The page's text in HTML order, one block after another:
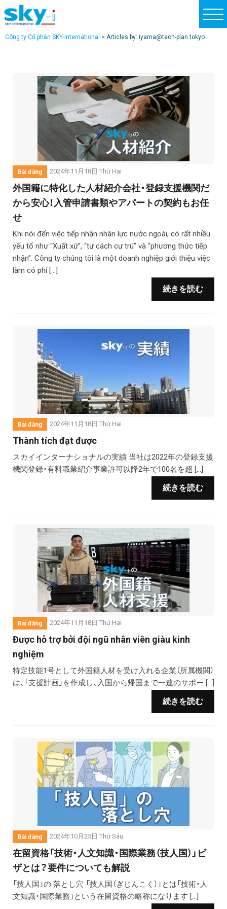
t
o
Công ty Cổ phần SKY-International > Articles by: iyama@tech-plan.tokyo
Bài đăng 2024年11月18日 Thứ Hai
外国籍に特化した人材紹介会社・登録支援機関だ
から安心！入管申請書類やアパートの契約もお任
せ
Khi nói đến việc tiếp nhận nhân lực nước ngoài, có rất nhiều
yếu tố như “Xuất xứ”, “tư cách cư trú” và “phương thức tiếp
nhận”. Công ty chúng tôi là một doanh nghiệp giới thiệu việc
làm có phí […]
続きを読む
Bài đăng 2024年11月18日 Thứ Hai
Thành tích đạt được
スカイインターナショナルの実績 当社は2022年の登録支援
機関登録・有料職業紹介事業許可以降2年で100名を超 […]
続きを読む
Bài đăng 2024年11月18日 Thứ Hai
Được hỗ trợ bởi đội ngũ nhân viên giàu kinh
nghiệm
特定技能1号として外国籍人材を受け入れる企業（所属機関）
は、「支援計画」を作成し、入国から帰国まで一連のサポー […]
続きを読む
Bài đăng 2024年10月25日 Thứ Sáu
在留資格「技術・人文知識・国際業務（技人国）」ビ
ザとは？要件についても解説
「技人国」の 落とし穴 「技人国（ぎじんこく）」とは「技術・人
文知識・国際業務」という在留資格の略称になります […]